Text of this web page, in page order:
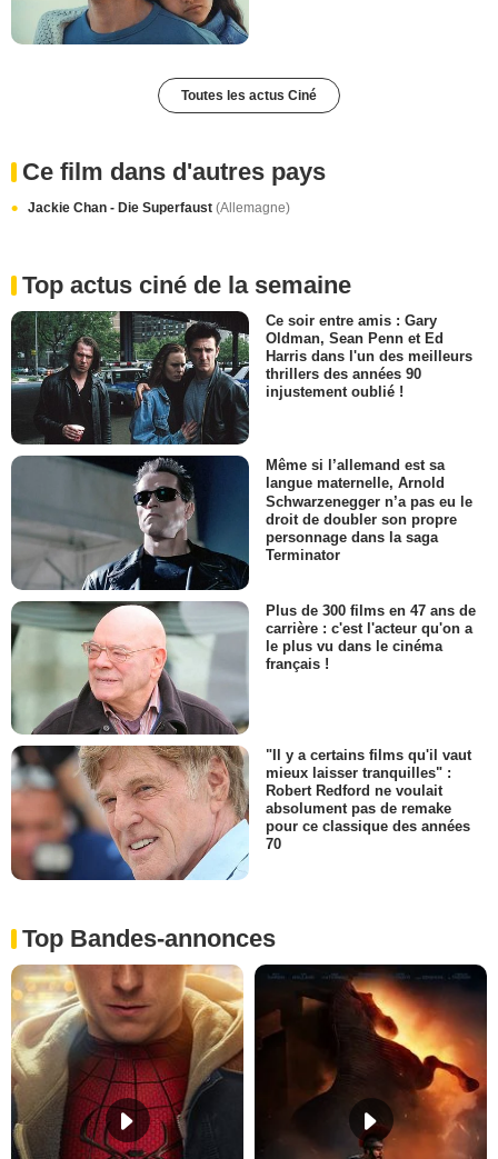
Toutes les actus Ciné
Ce film dans d'autres pays
Jackie Chan - Die Superfaust (Allemagne)
Top actus ciné de la semaine
Ce soir entre amis : Gary
Oldman, Sean Penn et Ed
Harris dans l'un des meilleurs
thrillers des années 90
injustement oublié !
Même si l’allemand est sa
langue maternelle, Arnold
Schwarzenegger n’a pas eu le
droit de doubler son propre
personnage dans la saga
Terminator
Plus de 300 films en 47 ans de
carrière : c'est l'acteur qu'on a
le plus vu dans le cinéma
français !
"Il y a certains films qu'il vaut
mieux laisser tranquilles" :
Robert Redford ne voulait
absolument pas de remake
pour ce classique des années
70
Top Bandes-annonces